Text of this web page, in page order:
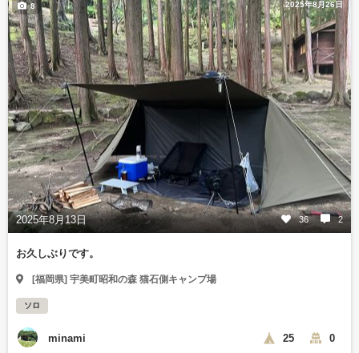
2025年8月26日
2025年8月13日 36 2
8
お久しぶりです。
[福岡県] 宇美町昭和の森 猫石側キャンプ場
ソロ
minami 25 0